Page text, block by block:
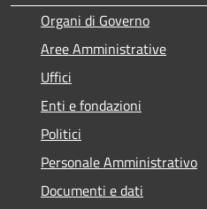
Organi di Governo
Aree Amministrative
Uffici
Enti e fondazioni
Politici
Personale Amministrativo
Documenti e dati